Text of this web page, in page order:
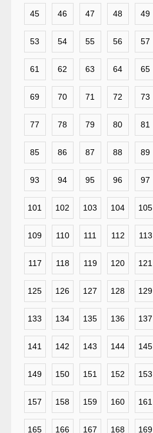
45 46 47 48 49
53 54 55 56 57
61 62 63 64 65
69 70 71 72 73
77 78 79 80 81
85 86 87 88 89
93 94 95 96 97
101 102 103 104 105
109 110 111 112 113
117 118 119 120 121
125 126 127 128 129
133 134 135 136 137
141 142 143 144 145
149 150 151 152 153
157 158 159 160 161
165 166 167 168 169